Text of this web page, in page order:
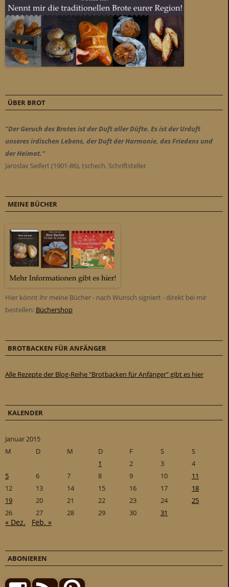
ÜBER BROT
"Der Geruch des Brotes ist der Duft aller Düfte. Es ist der Urduft
unseres irdischen Lebens, der Duft der Harmonie, des Friedens und
der Heimat."
Jaroslav Seifert (1901-86), tschech. Schriftsteller
MEINE BÜCHER
Hier könnt ihr meine Bücher - nach Wunsch signiert - direkt bei mir
bestellen: Büchershop
BROTBACKEN FÜR ANFÄNGER
Alle Rezepte der Blog-Reihe "Brotbacken für Anfänger" gibt es hier
KALENDER
Januar 2015
M
D M D F S
S
1
2 3
4
5
6 7 8 9 10
11
12
13 14 15 16 17
18
19
20 21 22 23 24
25
26
27 28 29 30 31
« Dez. Feb. »
ABONIEREN